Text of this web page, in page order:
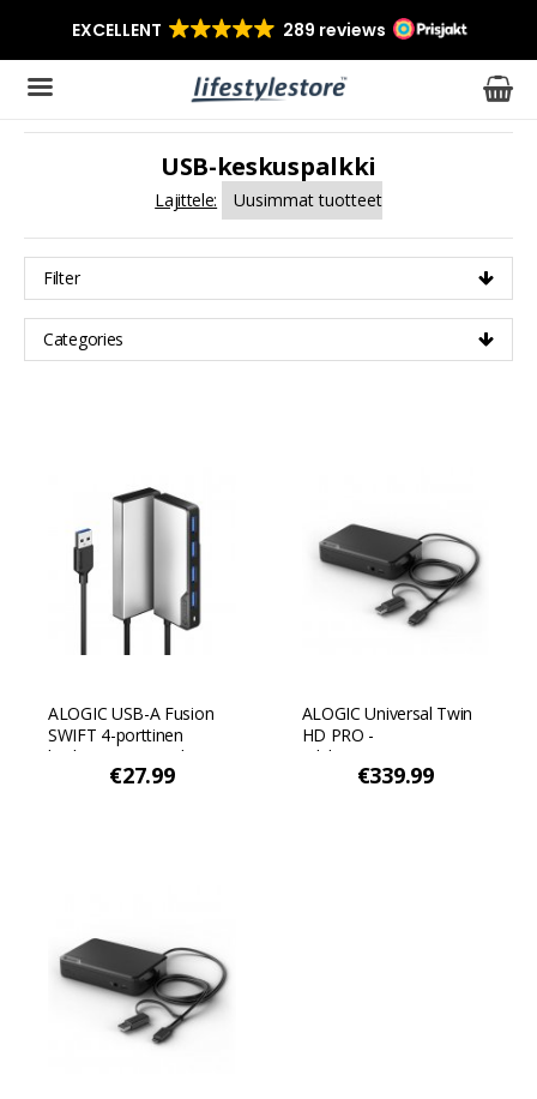
Tuote on lisätty ostoskoriin
USB-keskuspalkki
Lajittele:
Filter
Categories
ALOGIC USB-A Fusion
SWIFT 4-porttinen
keskittin - Avaruuden
€27.99
ALOGIC Universal Twin
HD PRO -
telakointiasema - Musta
€339.99